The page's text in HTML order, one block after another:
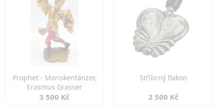
Prophet - Moriskentänzer,
Erasmus Grasser
3 500 Kč
Stříbrný flakon
2 500 Kč